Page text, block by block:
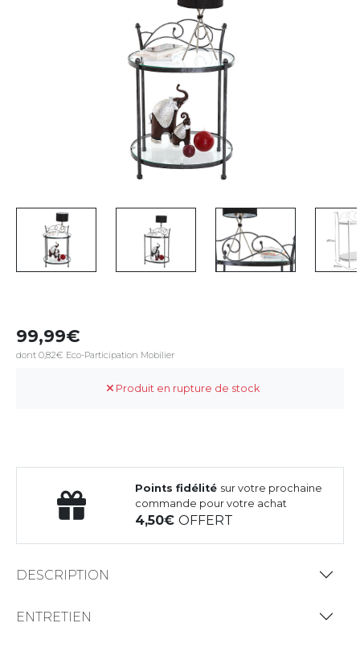
99,99
dont 0,82€ Eco-Participation Mobilier
Produit en rupture de stock
Points fidélité sur votre prochaine
commande pour votre achat
4,50OFFERT
DESCRIPTION
ENTRETIEN